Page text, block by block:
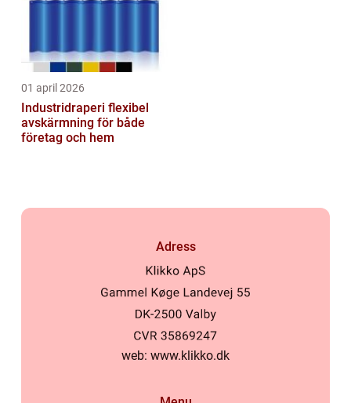
01 april 2026
Industridraperi flexibel
avskärmning för både
företag och hem
Adress
web: www.klikko.dk